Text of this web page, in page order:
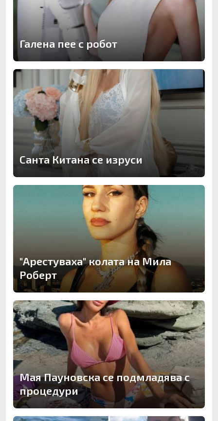
Галена пее с робот
Санта Китана се изруси
"Арестуваха" колата на Мила
Роберт
Мая Пауновска се подмладява с
процедури